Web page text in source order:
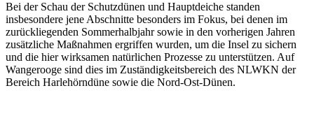
Bei der Schau der Schutzdünen und Hauptdeiche standen
insbesondere jene Abschnitte besonders im Fokus, bei denen im
zurückliegenden Sommerhalbjahr sowie in den vorherigen Jahren
zusätzliche Maßnahmen ergriffen wurden, um die Insel zu sichern
und die hier wirksamen natürlichen Prozesse zu unterstützen. Auf
Wangerooge sind dies im Zuständigkeitsbereich des NLWKN der
Bereich Harlehörndüne sowie die Nord-Ost-Dünen.